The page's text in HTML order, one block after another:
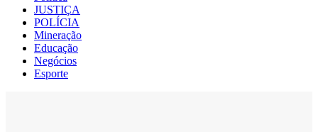
JUSTIÇA
POLÍCIA
Mineração
Educação
Negócios
Esporte